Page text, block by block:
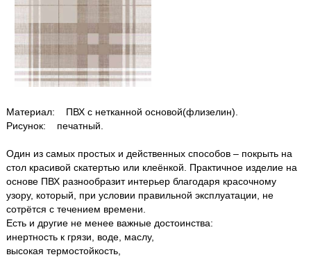
Материал: ПВХ с нетканной основой(флизелин).
Рисунок: печатный.
Один из самых простых и действенных способов – покрыть на
стол красивой скатертью или клеёнкой. Практичное изделие на
основе ПВХ разнообразит интерьер благодаря красочному
узору, который, при условии правильной эксплуатации, не
сотрётся с течением времени.
Есть и другие не менее важные достоинства:
инертность к грязи, воде, маслу,
высокая термостойкость,